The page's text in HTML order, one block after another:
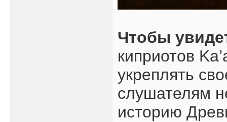
Чтобы
киприотов
укреплять
слушателям
историю